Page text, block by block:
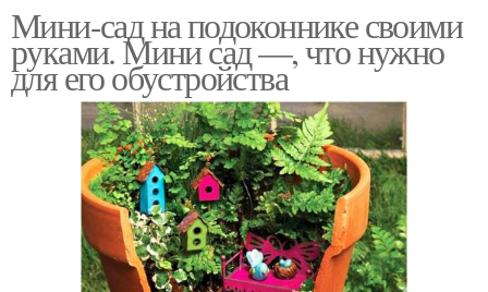
Мини-сад на подоконнике своими
руками. Мини сад —, что нужно
для его обустройства